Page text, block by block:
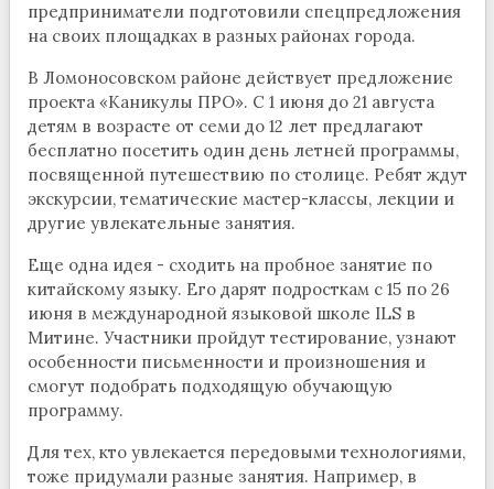
предприниматели подготовили спецпредложения
на своих площадках в разных районах города.
В Ломоносовском районе действует предложение
проекта «Каникулы ПРО». С 1 июня до 21 августа
детям в возрасте от семи до 12 лет предлагают
бесплатно посетить один день летней программы,
посвященной путешествию по столице. Ребят ждут
экскурсии, тематические мастер-классы, лекции и
другие увлекательные занятия.
Еще одна идея - сходить на пробное занятие по
китайскому языку. Его дарят подросткам с 15 по 26
июня в международной языковой школе ILS в
Митине. Участники пройдут тестирование, узнают
особенности письменности и произношения и
смогут подобрать подходящую обучающую
программу.
Для тех, кто увлекается передовыми технологиями,
тоже придумали разные занятия. Например, в